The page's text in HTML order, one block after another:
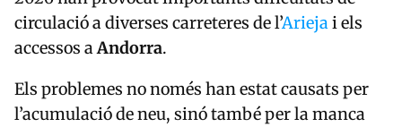
circulació a diverses carreteres de l’Ariejai els
accessos aAndorra.
Els problemes no només han estat causats per
l’acumulació de neu, sinó també per la manca